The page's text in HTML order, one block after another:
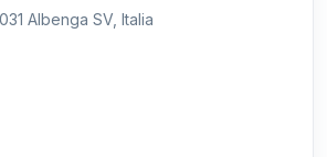
Albenga SV, Italia